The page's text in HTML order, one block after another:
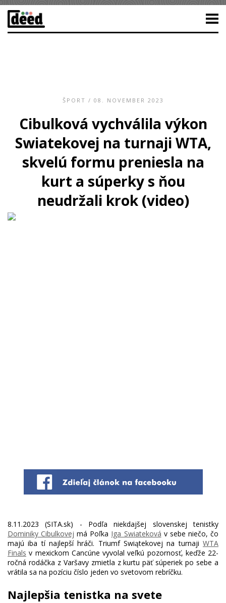
ŠPORT / 08. NOVEMBER 2023
Cibulková vychválila výkon
Swiatekovej na turnaji WTA,
skvelú formu preniesla na
kurt a súperky s ňou
neudržali krok (video)
8.11.2023 (SITA.sk) - Podľa niekdajšej slovenskej tenistky
Dominiky Cibulkovej má Poľka Iga Swiateková v sebe niečo, čo
majú iba tí najlepší hráči. Triumf Swiątekovej na turnaji WTA
Finals v mexickom Cancúne vyvolal veľkú pozornosť, keďže 22-
ročná rodáčka z Varšavy zmietla z kurtu päť súperiek po sebe a
Najlepšia tenistka na svete